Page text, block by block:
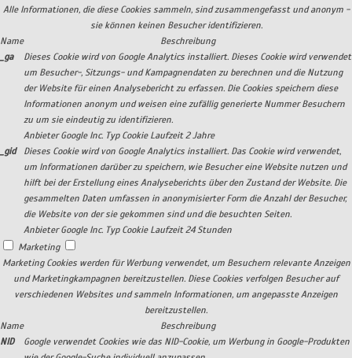
Alle Informationen, die diese Cookies sammeln, sind zusammengefasst und anonym -
sie können keinen Besucher identifizieren.
Name
Beschreibung
_ga
Dieses Cookie wird von Google Analytics installiert. Dieses Cookie wird verwendet
um Besucher-, Sitzungs- und Kampagnendaten zu berechnen und die Nutzung
der Website für einen Analysebericht zu erfassen. Die Cookies speichern diese
Informationen anonym und weisen eine zufällig generierte Nummer Besuchern
zu um sie eindeutig zu identifizieren.
Anbieter Google Inc. Typ Cookie Laufzeit 2 Jahre
_gid
Dieses Cookie wird von Google Analytics installiert. Das Cookie wird verwendet,
um Informationen darüber zu speichern, wie Besucher eine Website nutzen und
hilft bei der Erstellung eines Analyseberichts über den Zustand der Website. Die
gesammelten Daten umfassen in anonymisierter Form die Anzahl der Besucher,
die Website von der sie gekommen sind und die besuchten Seiten.
Anbieter Google Inc. Typ Cookie Laufzeit 24 Stunden
Marketing
Marketing Cookies werden für Werbung verwendet, um Besuchern relevante Anzeigen
und Marketingkampagnen bereitzustellen. Diese Cookies verfolgen Besucher auf
verschiedenen Websites und sammeln Informationen, um angepasste Anzeigen
bereitzustellen.
Name
Beschreibung
NID
Google verwendet Cookies wie das NID-Cookie, um Werbung in Google-Produkten